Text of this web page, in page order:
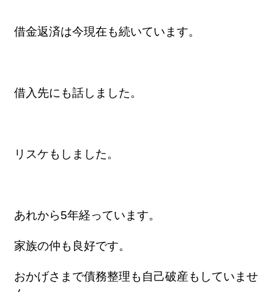
借金返済は今現在も続いています。
借入先にも話しました。
リスケもしました。
あれから5年経っています。
家族の仲も良好です。
おかげさまで債務整理も自己破産もしていませ